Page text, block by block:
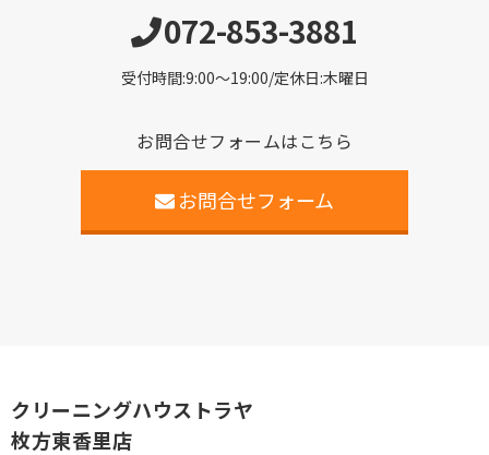
072-853-3881
受付時間:9:00〜19:00/定休日:木曜日
お問合せフォームはこちら
お問合せフォーム
クリーニングハウストラヤ
枚方東香里店